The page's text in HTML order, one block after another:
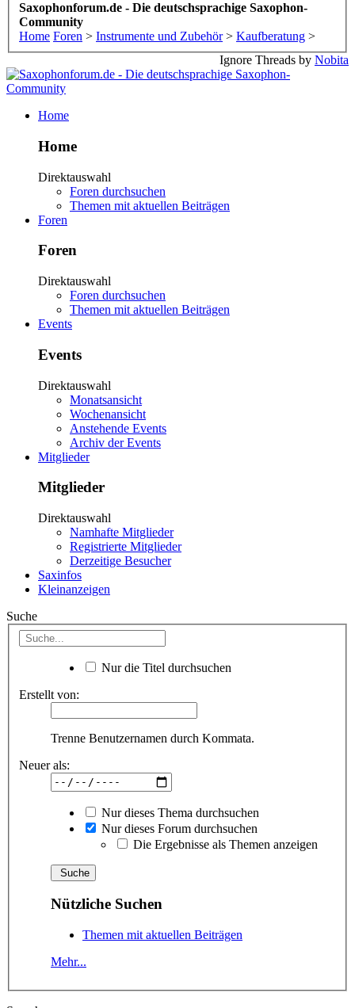
Saxophonforum.de - Die deutschsprachige Saxophon-
Community
Home Foren > Instrumente und Zubehör > Kaufberatung >
Ignore Threads by Nobita
Home
Home
Direktauswahl
Foren durchsuchen
Themen mit aktuellen Beiträgen
Foren
Foren
Direktauswahl
Foren durchsuchen
Themen mit aktuellen Beiträgen
Events
Events
Direktauswahl
Monatsansicht
Wochenansicht
Anstehende Events
Archiv der Events
Mitglieder
Mitglieder
Direktauswahl
Namhafte Mitglieder
Registrierte Mitglieder
Derzeitige Besucher
Saxinfos
Kleinanzeigen
Suche
Nur die Titel durchsuchen
Erstellt von:
Trenne Benutzernamen durch Kommata.
Neuer als:
Nur dieses Thema durchsuchen
Nur dieses Forum durchsuchen
Die Ergebnisse als Themen anzeigen
Nützliche Suchen
Themen mit aktuellen Beiträgen
Mehr...